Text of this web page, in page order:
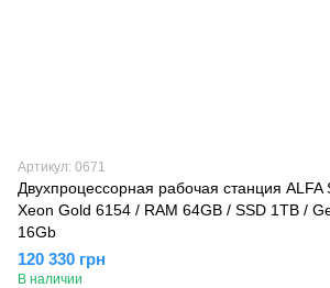
Артикул: 0671
Двухпроцессорная рабочая станция
Xeon Gold 6154 / RAM 64GB / SSD 1TB /
16Gb
120 330 грн
В наличии